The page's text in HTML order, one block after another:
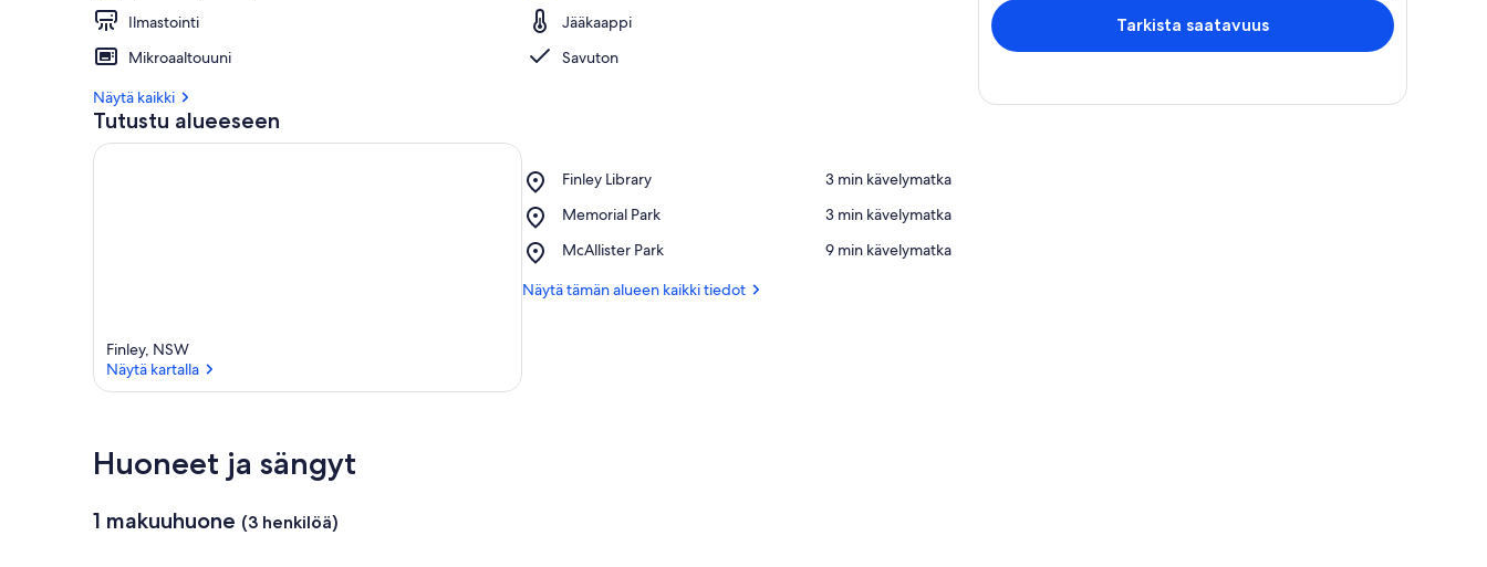
Ilmastointi
Jääkaappi
Mikroaaltouuni
Savuton
Näytä kaikki
Tutustu alueeseen
Finley, NSW
Näytä kartalla
Finley Library
Place,
Library
‪3 min kävelymatka‬
Memorial Park
Place,
Park
‪3 min kävelymatka‬
McAllister Park
Place,
Park
‪9 min kävelymatka‬
Näytä tämän alueen kaikki tiedot
Huoneet ja sängyt
1 makuuhuone (3 henkilöä)
Tarkista saatavuus